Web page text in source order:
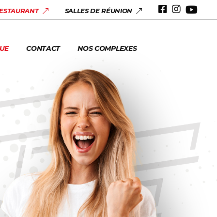
SALLES DE RÉUNION
CONTACT NOS COMPLEXES
ANNIVERSAIRES